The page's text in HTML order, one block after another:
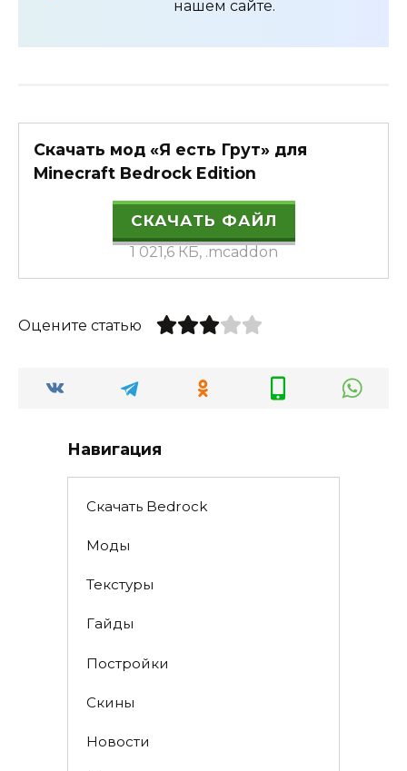
нашем сайте.
Скачать мод «Я есть Грут» для
Minecraft Bedrock Edition
СКАЧАТЬ ФАЙЛ
1 021,6 КБ, .mcaddon
Оцените статью
Навигация
Скачать Bedrock
Моды
Текстуры
Гайды
Постройки
Скины
Новости